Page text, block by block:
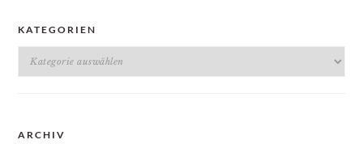
KATEGORIEN
Kategorien
ARCHIV